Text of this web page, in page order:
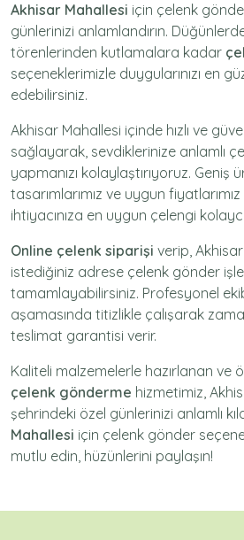
Akhisar Mahallesi için çelenk
günlerinizi anlamlandırın.
törenlerinden kutlamalara kadar
seçeneklerimizle duygularınızı en
edebilirsiniz.
Akhisar Mahallesi içinde hızlı ve
sağlayarak, sevdiklerinize anlamlı
yapmanızı kolaylaştırıyoruz. Geniş
tasarımlarımız ve uygun
ihtiyacınıza en uygun çelengi
Online çelenk siparişi verip,
istediğiniz adrese çelenk gönder
tamamlayabilirsiniz. Profesyonel
aşamasında titizlikle çalışarak
teslimat garantisi verir.
Kaliteli malzemelerle hazırlanan ve
çelenk gönderme hizmetimiz,
şehrindeki özel günlerinizi anlamlı
Mahallesi için çelenk gönder
mutlu edin, hüzünlerini paylaşın!